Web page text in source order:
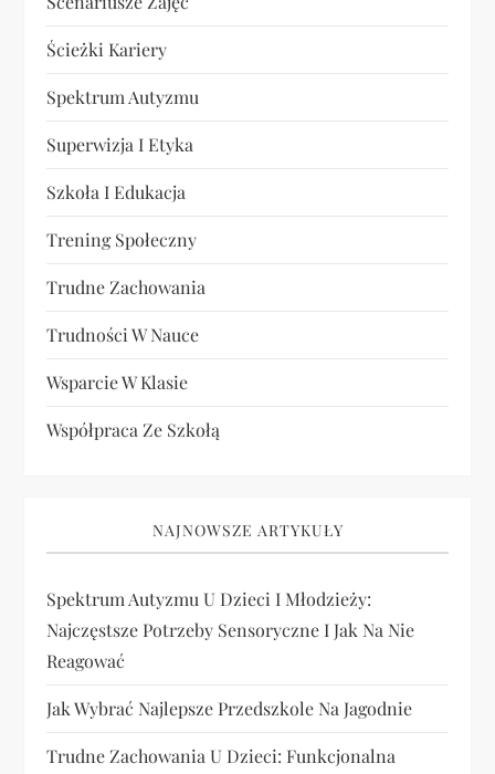
Ścieżki Kariery
Spektrum Autyzmu
Superwizja I Etyka
Szkoła I Edukacja
Trening Społeczny
Trudne Zachowania
Trudności W Nauce
Wsparcie W Klasie
Współpraca Ze Szkołą
NAJNOWSZE ARTYKUŁY
Spektrum Autyzmu U Dzieci I Młodzieży:
Najczęstsze Potrzeby Sensoryczne I Jak Na Nie
Reagować
Jak Wybrać Najlepsze Przedszkole Na Jagodnie
Trudne Zachowania U Dzieci: Funkcjonalna